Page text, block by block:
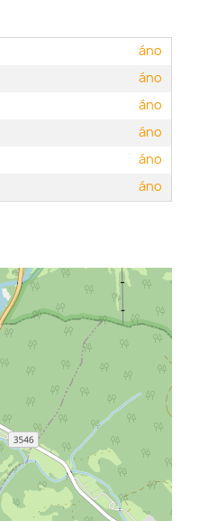
áno
áno
áno
áno
áno
áno